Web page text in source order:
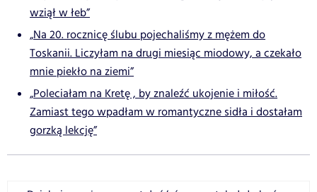
wziął w łeb”
„Na 20. rocznicę ślubu pojechaliśmy z mężem do
Toskanii. Liczyłam na drugi miesiąc miodowy, a czekało
mnie piekło na ziemi”
„Poleciałam na Kretę , by znaleźć ukojenie i miłość.
Zamiast tego wpadłam w romantyczne sidła i dostałam
gorzką lekcję”